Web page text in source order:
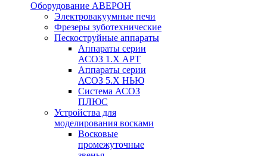
Оборудование АВЕРОН
Электровакуумные печи
Фрезеры зуботехнические
Пескоструйные аппараты
Аппараты серии
АСОЗ 1.Х АРТ
Аппараты серии
АСОЗ 5.Х НЬЮ
Система АСОЗ
ПЛЮС
Устройства для
моделирования восками
Восковые
промежуточные